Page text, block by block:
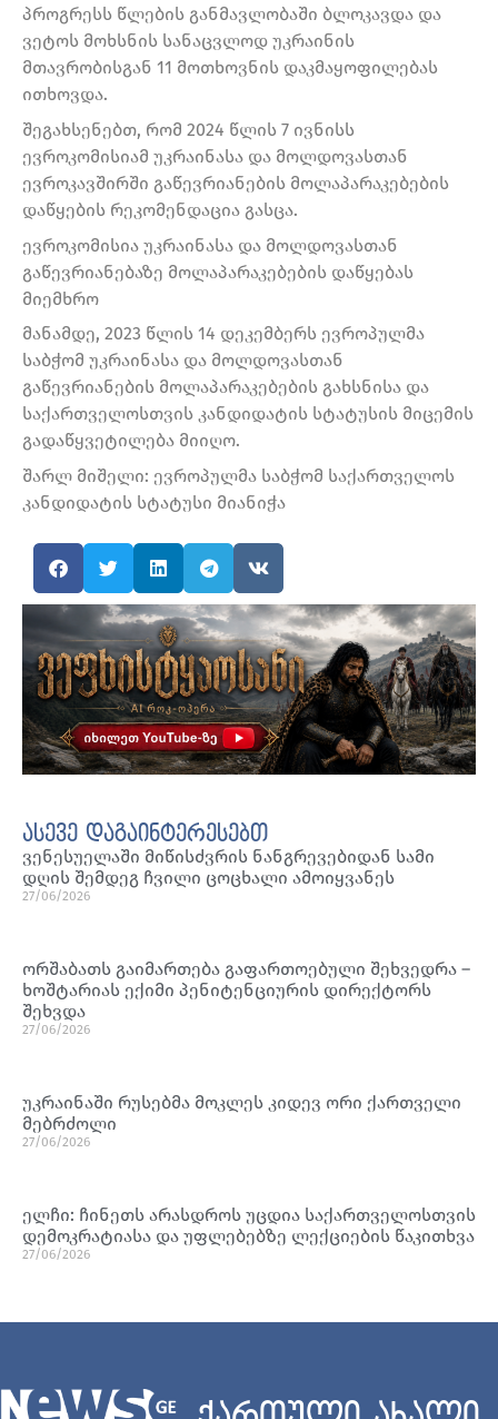
პროგრესს წლების განმავლობაში ბლოკავდა და
ვეტოს მოხსნის სანაცვლოდ უკრაინის
მთავრობისგან 11 მოთხოვნის დაკმაყოფილებას
ითხოვდა.
შეგახსენებთ, რომ 2024 წლის 7 ივნისს
ევროკომისიამ უკრაინასა და მოლდოვასთან
ევროკავშირში გაწევრიანების მოლაპარაკებების
დაწყების რეკომენდაცია გასცა.
ევროკომისია უკრაინასა და მოლდოვასთან
გაწევრიანებაზე მოლაპარაკებების დაწყებას
მიემხრო
მანამდე, 2023 წლის 14 დეკემბერს ევროპულმა
საბჭომ უკრაინასა და მოლდოვასთან
გაწევრიანების მოლაპარაკებების გახსნისა და
საქართველოსთვის კანდიდატის სტატუსის მიცემის
გადაწყვეტილება მიიღო.
შარლ მიშელი: ევროპულმა საბჭომ საქართველოს
კანდიდატის სტატუსი მიანიჭა
ასევე დაგაინტერესებთ
ვენესუელაში მიწისძვრის ნანგრევებიდან სამი
დღის შემდეგ ჩვილი ცოცხალი ამოიყვანეს
27/06/2026
ორშაბათს გაიმართება გაფართოებული შეხვედრა –
ხოშტარიას ექიმი პენიტენციურის დირექტორს
შეხვდა
27/06/2026
უკრაინაში რუსებმა მოკლეს კიდევ ორი ქართველი
მებრძოლი
27/06/2026
ელჩი: ჩინეთს არასდროს უცდია საქართველოსთვის
დემოკრატიასა და უფლებებზე ლექციების წაკითხვა
27/06/2026